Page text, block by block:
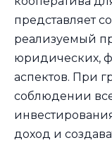
представляет
реализуемый
юридических,
аспектов. При
соблюдении
доход и